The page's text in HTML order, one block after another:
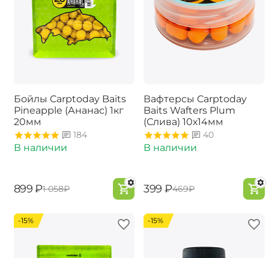
Бойлы Carptoday Baits
Pineapple (Ананас) 1кг
20мм
184
В наличии
‍899‍ ₽‍1 058‍₽
Вафтерсы Carptoday
Baits Wafters Plum
(Слива) 10х14мм
40
В наличии
‍399‍ ₽‍469‍₽
-15% -15%